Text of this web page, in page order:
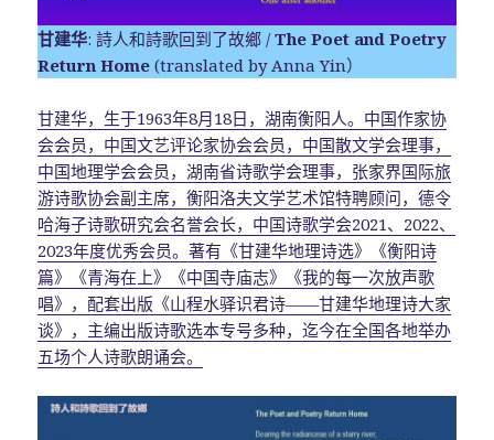
甘建华: 詩人和詩歌回到了故鄉 /The Poet and Poetry
Return Home (translated by Anna Yin）
甘建华，生于1963年8月18日，湖南衡阳人。中国作家协
会会员，中国文艺评论家协会会员，中国散文学会理事，
中国地理学会会员，湖南省诗歌学会理事，张家界国际旅
游诗歌协会副主席，衡阳洛夫文学艺术馆特聘顾问，德令
哈海子诗歌研究会名誉会长，中国诗歌学会2021、2022、
2023年度优秀会员。著有《甘建华地理诗选》《衡阳诗
篇》《青海在上》《中国寺庙志》《我的每一次放声歌
唱》，配套出版《山程水驿识君诗——甘建华地理诗大家
谈》，主编出版诗歌选本专号多种，迄今在全国各地举办
五场个人诗歌朗诵会。